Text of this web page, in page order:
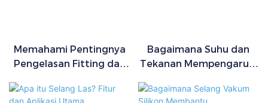
Memahami Pentingnya
Pengelasan Fitting dan
Bagaimana Suhu dan
Tekanan Mempengaruhi